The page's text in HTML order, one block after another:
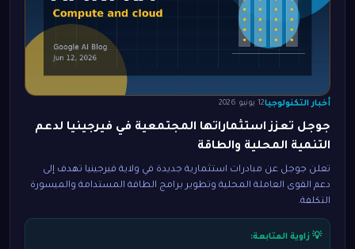
أخبار التكنولوجيا12 يونيو 2026
جوجل تعزز استثماراتها المجتمعية في فيرجينيا لدعم
التنمية المحلية والطاقة
تعلن جوجل عن مبادرات استثمارية جديدة في ولاية فيرجينيا تهدف إلى
دعم القوى العاملة المحلية وتطوير برامج الطاقة المستدامة والميسورة
التكلفة.
💡 زاوية المتابعة: